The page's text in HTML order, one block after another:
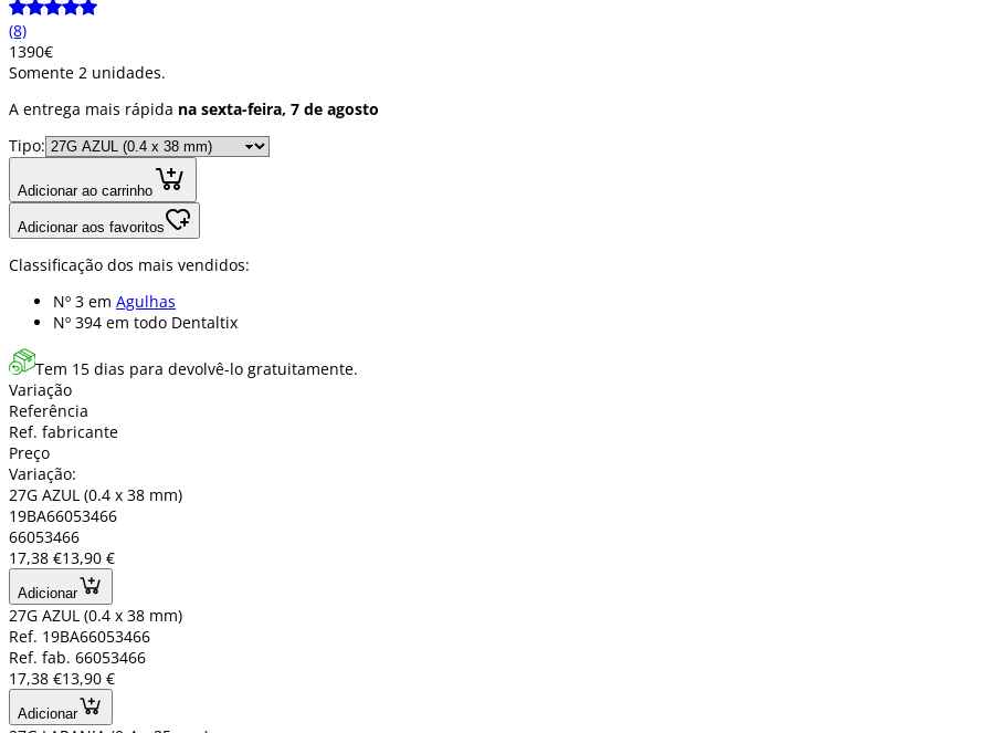
(8)
1390€
Somente 2 unidades.
A entrega mais rápida na sexta-feira, 7 de agosto
Tipo:
Adicionar ao carrinho
Adicionar aos favoritos
Classificação dos mais vendidos:
Nº 3 em Agulhas
Nº 394 em todo Dentaltix
Tem 15 dias para devolvê-lo gratuitamente.
Variação
Referência
Ref. fabricante
Preço
Variação:
27G AZUL (0.4 x 38 mm)
19BA66053466
66053466
17,38 €13,90 €
Adicionar
27G AZUL (0.4 x 38 mm)
Ref. 19BA66053466
Ref. fab. 66053466
17,38 €13,90 €
Adicionar